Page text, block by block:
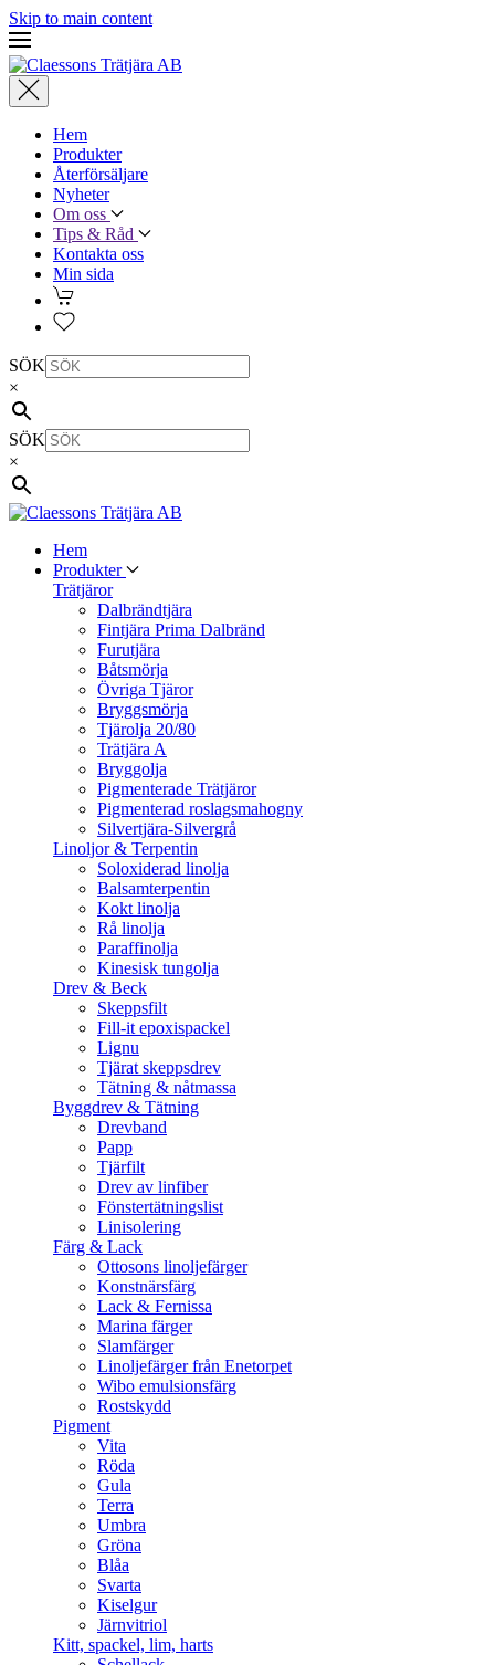
Skip to main content
Hem
Produkter
Återförsäljare
Nyheter
Om oss
Tips & Råd
Kontakta oss
Min sida
SÖK
×
SÖK
×
Hem
Produkter
Trätjäror
Dalbrändtjära
Fintjära Prima Dalbränd
Furutjära
Båtsmörja
Övriga Tjäror
Bryggsmörja
Tjärolja 20/80
Trätjära A
Bryggolja
Pigmenterade Trätjäror
Pigmenterad roslagsmahogny
Silvertjära-Silvergrå
Linoljor & Terpentin
Soloxiderad linolja
Balsamterpentin
Kokt linolja
Rå linolja
Paraffinolja
Kinesisk tungolja
Drev & Beck
Skeppsfilt
Fill-it epoxispackel
Lignu
Tjärat skeppsdrev
Tätning & nåtmassa
Byggdrev & Tätning
Drevband
Papp
Tjärfilt
Drev av linfiber
Fönstertätningslist
Linisolering
Färg & Lack
Ottosons linoljefärger
Konstnärsfärg
Lack & Fernissa
Marina färger
Slamfärger
Linoljefärger från Enetorpet
Wibo emulsionsfärg
Rostskydd
Pigment
Vita
Röda
Gula
Terra
Umbra
Gröna
Blåa
Svarta
Kiselgur
Järnvitriol
Kitt, spackel, lim, harts